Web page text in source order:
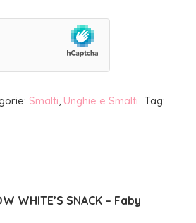
Smalti, Unghie e Smalti Tag:
WHITE’S SNACK – Faby